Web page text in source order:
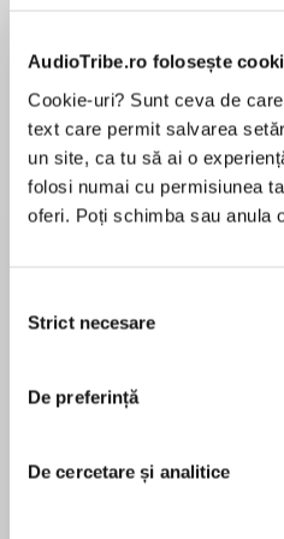
AudioTribe.ro folosește
Cookie-uri? Sunt ceva de
text care permit salvarea
un site, ca tu să ai o
folosi numai cu permisiunea
oferi. Poți schimba sau anula
consimțământului
Strict necesare
De preferință
De cercetare și analitice
Elita de Argint (Elita
de...
Diavolul se
Cartea oferă o
autonom reglează
și interacțiune socială.
înțeles, oferind o
această teorie
de asemenea, modul în
MAI MULT